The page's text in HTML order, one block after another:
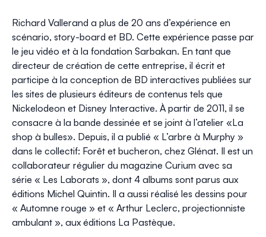
Richard Vallerand a plus de 20 ans d’expérience en
scénario, story-board et BD. Cette expérience passe par
le jeu vidéo et à la fondation Sarbakan. En tant que
directeur de création de cette entreprise, il écrit et
participe à la conception de BD interactives publiées sur
les sites de plusieurs éditeurs de contenus tels que
Nickelodeon et Disney Interactive. À partir de 2011, il se
consacre à la bande dessinée et se joint à l’atelier «La
shop à bulles». Depuis, il a publié « L’arbre à Murphy »
dans le collectif: Forêt et bucheron, chez Glénat. Il est un
collaborateur régulier du magazine Curium avec sa
série « Les Laborats », dont 4 albums sont parus aux
éditions Michel Quintin. Il a aussi réalisé les dessins pour
« Automne rouge » et « Arthur Leclerc, projectionniste
ambulant », aux éditions La Pastèque.